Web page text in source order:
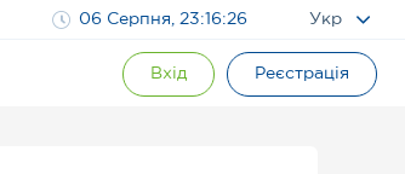
06 Серпня, 23:16:27 Укр
Вхід Реєстрація